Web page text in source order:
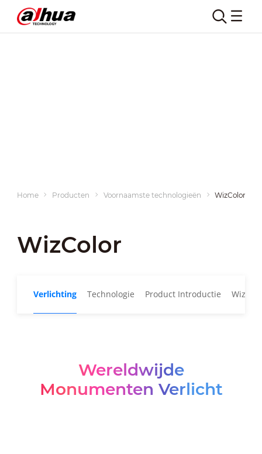
Home Producten Voornaamste technologieën WizColor
WizColor
Verlichting Technologie Product Introductie
Wereldwijde
Monumenten Verlicht